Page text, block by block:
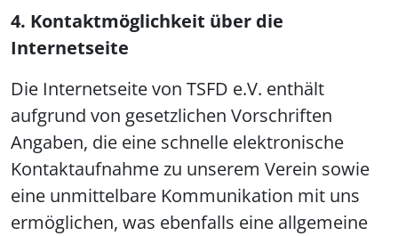
4. Kontaktmöglichkeit über die
Internetseite
Die Internetseite von TSFD e.V. enthält
aufgrund von gesetzlichen Vorschriften
Angaben, die eine schnelle elektronische
Kontaktaufnahme zu unserem Verein sowie
eine unmittelbare Kommunikation mit uns
ermöglichen, was ebenfalls eine allgemeine